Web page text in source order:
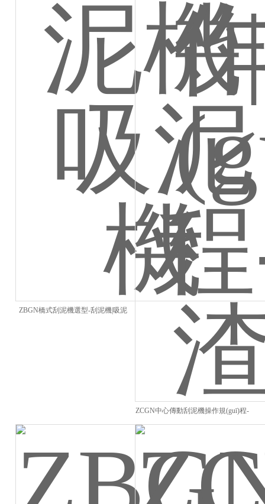
ZBGN橋式刮泥機選型-刮泥機|吸泥
ZCGN中心傳動刮泥機操作規(guī)程-